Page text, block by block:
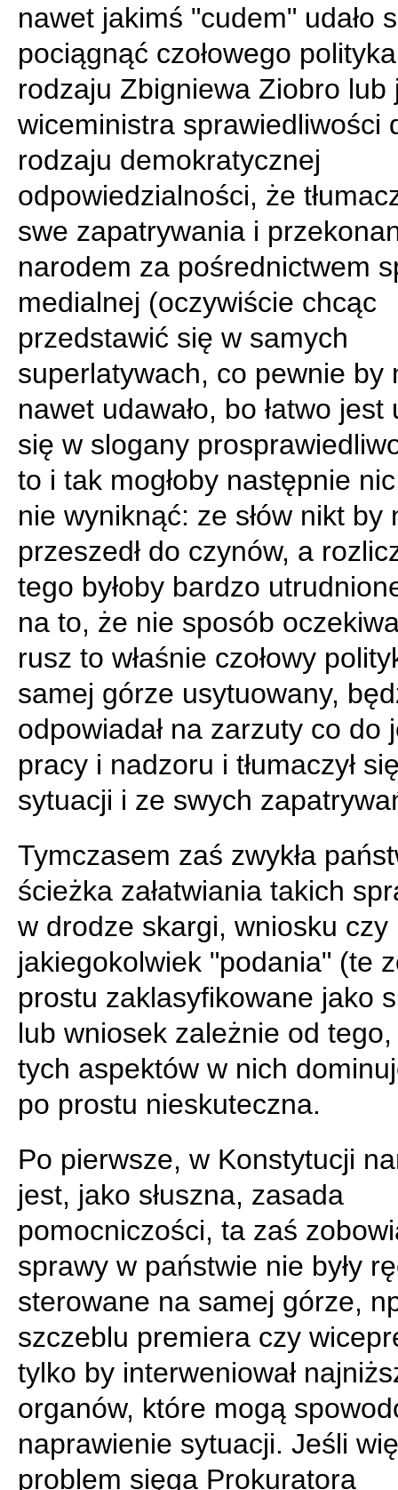
nawet jakimś "cudem" udało
pociągnąć czołowego
rodzaju Zbigniewa Ziobro lub
wiceministra sprawiedliwości
rodzaju demokratycznej
odpowiedzialności, że
swe zapatrywania i
narodem za pośrednictwem
medialnej (oczywiście chcąc
przedstawić się w samych
superlatywach, co pewnie by
nawet udawało, bo łatwo jest
się w slogany
to i tak mogłoby następnie
nie wyniknąć: ze słów nikt by
przeszedł do czynów, a
tego byłoby bardzo
na to, że nie sposób
rusz to właśnie czołowy
samej górze usytuowany,
odpowiadał na zarzuty co do
pracy i nadzoru i tłumaczył
sytuacji i ze swych
Tymczasem zaś zwykła
ścieżka załatwiania takich
w drodze skargi, wniosku czy
jakiegokolwiek "podania" (te
prostu zaklasyfikowane jako
lub wniosek zależnie od
tych aspektów w nich
po prostu nieskuteczna.
Po pierwsze, w Konstytucji
jest, jako słuszna, zasada
pomocniczości, ta zaś
sprawy w państwie nie były
sterowane na samej górze,
szczeblu premiera czy
tylko by interweniował
organów, które mogą
naprawienie sytuacji. Jeśli
problem sięga Prokuratora